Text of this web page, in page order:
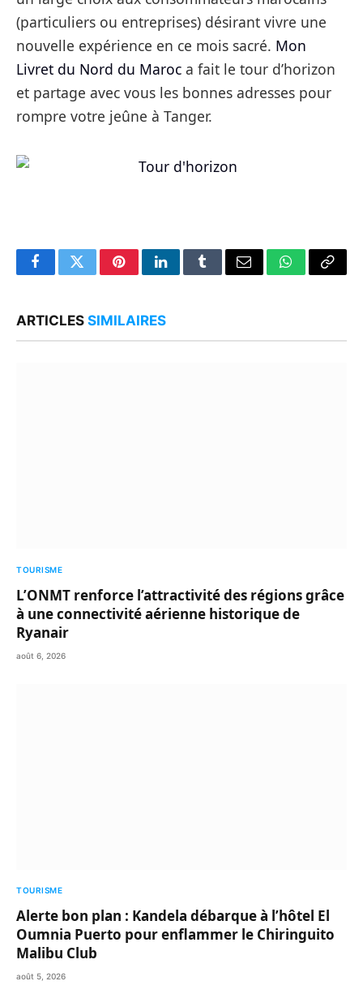
(particuliers ou entreprises) désirant vivre une
nouvelle expérience en ce mois sacré. Mon
Livret du Nord du Maroc a fait le tour d’horizon
et partage avec vous les bonnes adresses pour
rompre votre jeûne à Tanger.
FacebookTwitterPinterestLinkedInTumblrEmail WhatsApp
Copy
ARTICLES SIMILAIRES
TOURISME
L’ONMT renforce l’attractivité des régions grâce
à une connectivité aérienne historique de
Ryanair
août 6, 2026
TOURISME
Alerte bon plan : Kandela débarque à l’hôtel El
Oumnia Puerto pour enflammer le Chiringuito
Malibu Club
août 5, 2026